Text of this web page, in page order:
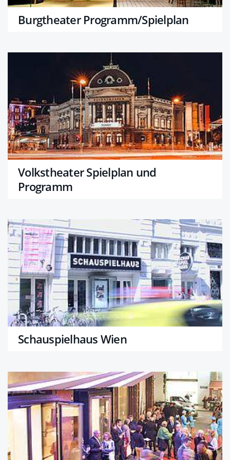
Burgtheater Programm/Spielplan
Volkstheater Spielplan und
Programm
Schauspielhaus Wien